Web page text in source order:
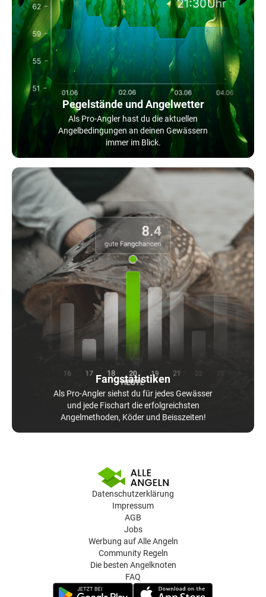
Pegelstände und Angelwetter
Als Pro-Angler hast du die aktuellen
Angelbedingungen an deinen Gewässern
immer im Blick.
Fangstatistiken
Als Pro-Angler siehst du für jedes Gewässer
und jede Fischart die erfolgreichsten
Angelmethoden, Köder und Beisszeiten!
Datenschutzerklärung
Impressum
AGB
Jobs
Werbung auf Alle Angeln
Community Regeln
Die besten Angelknoten
FAQ